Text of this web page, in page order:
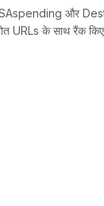
और
के साथ रैंक किए